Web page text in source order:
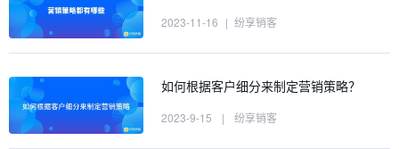
2023-11-16 | 纷享销客
如何根据客户细分来制定营销策略？
2023-9-15 | 纷享销客